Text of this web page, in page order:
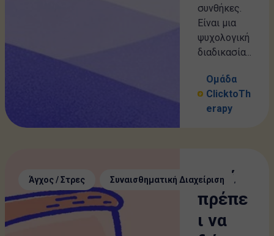
συνθήκες.
Είναι μια
ψυχολογική
διαδικασία...
Ομάδα
ClicktoTh
erapy
Άγχος / Στρες Συναισθηματική Διαχείριση
Γιατί
πρέπε
ι να